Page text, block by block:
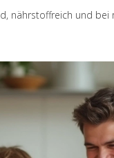
nährstoffreich und bei